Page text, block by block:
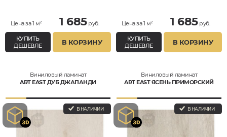
Цена за 1 м² 1 685руб.
КУПИТЬ
ДЕШЕВЛЕ
В КОРЗИНУ
Цена за 1 м² 1 685руб.
КУПИТЬ
ДЕШЕВЛЕ
В КОРЗИНУ
Виниловый ламинат
ART EAST ДУБ ДЖАПАНДИ
В НАЛИЧИИ
Виниловый ламинат
ART EAST ЯСЕНЬ ПРИМОРСКИЙ
В НАЛИЧИИ